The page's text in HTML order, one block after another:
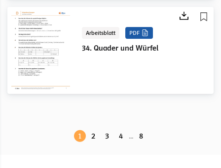
Arbeitsblatt PDF
34. Quader und Würfel
1 2 3 4 ... 8